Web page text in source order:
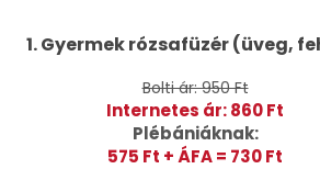
1. Gyermek rózsafüzér (üveg,
Bolti ár: 950 Ft
Internetes ár: 860 Ft
Plébániáknak:
575 Ft + ÁFA = 730 Ft